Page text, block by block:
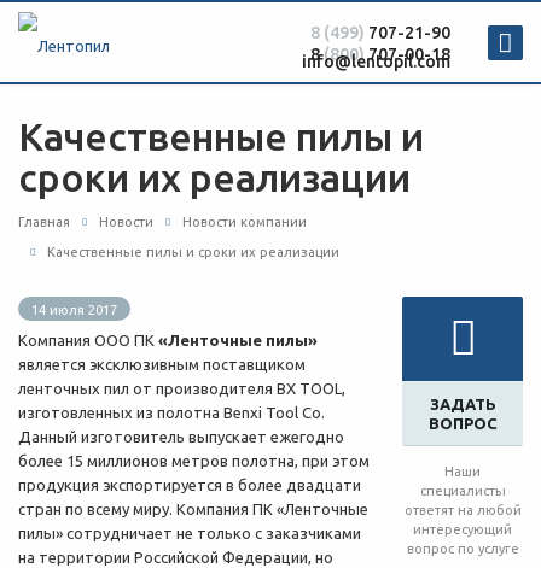
8(800)707-00-18
8 (499) 707-21-90
info@lentopil.com
Качественные пилы и
сроки их реализации
Главная Новости Новости компании
Качественные пилы и сроки их реализации
ЗАДАТЬ
ВОПРОС
Наши
специалисты
ответят на любой
интересующий
вопрос по услуге
14 июля 2017
Компания ООО ПК «Ленточные пилы»
является эксклюзивным поставщиком
ленточных пил от производителя BX TOOL,
изготовленных из полотна Benxi Tool Co.
Данный изготовитель выпускает ежегодно
более 15 миллионов метров полотна, при этом
продукция экспортируется в более двадцати
стран по всему миру. Компания ПК «Ленточные
пилы» сотрудничает не только с заказчиками
на территории Российской Федерации, но